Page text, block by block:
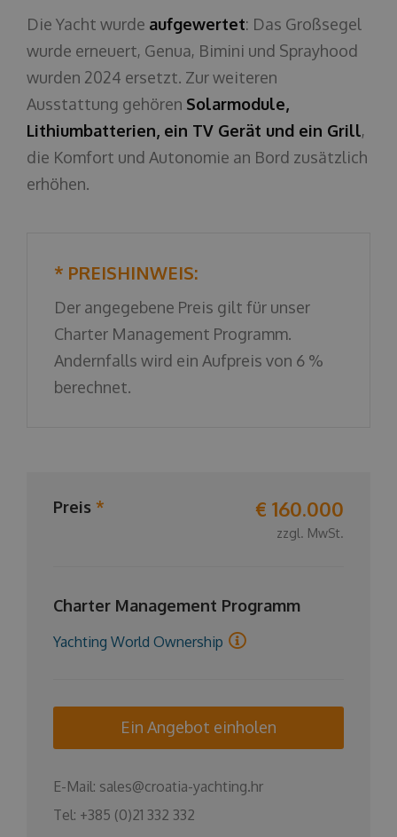
Die Yacht wurde aufgewertet: Das Großsegel
wurde erneuert, Genua, Bimini und Sprayhood
wurden 2024 ersetzt. Zur weiteren
Ausstattung gehören Solarmodule,
Lithiumbatterien, ein TV Gerät und ein Grill,
die Komfort und Autonomie an Bord zusätzlich
erhöhen.
* PREISHINWEIS:
Der angegebene Preis gilt für unser
Charter Management Programm.
Andernfalls wird ein Aufpreis von 6 %
berechnet.
Preis * € 160.000
zzgl. MwSt.
Charter Management Programm
Yachting World Ownership
Ein Angebot einholen
E-Mail: sales@croatia-yachting.hr
Tel: +385 (0)21 332 332